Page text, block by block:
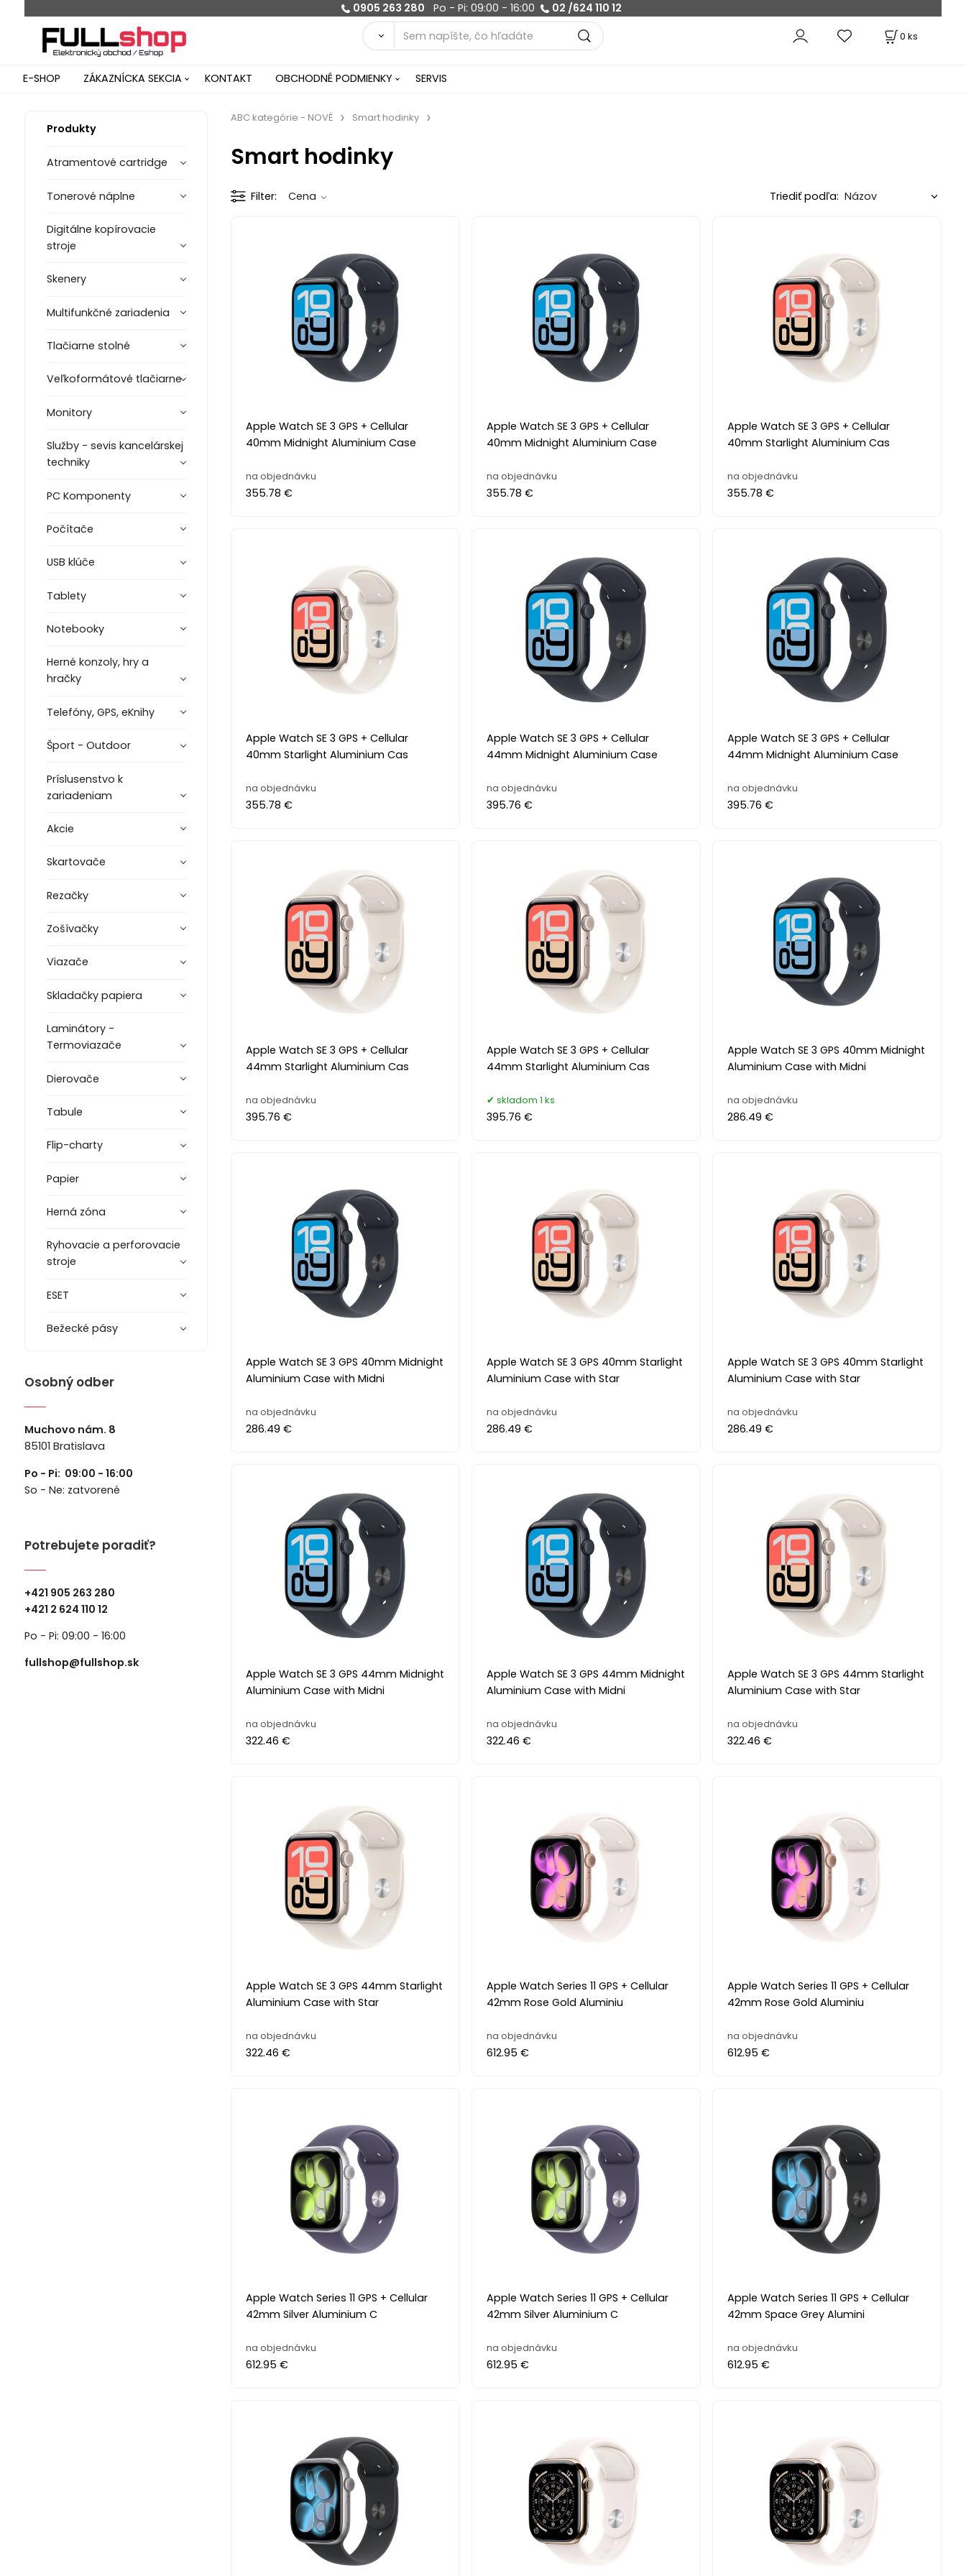
0905 263 280 Po - Pi: 09:00 - 16:00 02 /624 110 12
0 ks
E-SHOP ZÁKAZNÍCKA SEKCIA KONTAKT OBCHODNÉ PODMIENKY SERVIS
Produkty
Atramentové cartridge
Tonerové náplne
Digitálne kopírovacie
stroje
Skenery
Multifunkčné zariadenia
Tlačiarne stolné
Veľkoformátové tlačiarne
Monitory
Služby - sevis kancelárskej
techniky
PC Komponenty
Počítače
USB klúče
Tablety
Notebooky
Herné konzoly, hry a
hračky
Telefóny, GPS, eKnihy
Šport - Outdoor
Príslusenstvo k
zariadeniam
Akcie
Skartovače
Rezačky
Zošívačky
Viazače
Skladačky papiera
Laminátory -
Termoviazače
Dierovače
Tabule
Flip-charty
Papier
Herná zóna
Ryhovacie a perforovacie
stroje
ESET
Bežecké pásy
Osobný odber
Muchovo nám. 8
85101 Bratislava
Po - Pi: 09:00 - 16:00
So - Ne: zatvorené
Potrebujete poradiť?
+421 905 263 280
+421 2 624 110 12
Po - Pi: 09:00 - 16:00
fullshop@fullshop.sk
ABC kategórie - NOVÉ Smart hodinky
Smart hodinky
Filter Cena Triediť podľa:
Apple Watch SE 3 GPS + Cellular
40mm Midnight Aluminium Case
na objednávku
355.78 €
Apple Watch SE 3 GPS + Cellular
40mm Midnight Aluminium Case
na objednávku
355.78 €
Apple Watch SE 3 GPS + Cellular
40mm Starlight Aluminium Cas
na objednávku
355.78 €
Apple Watch SE 3 GPS + Cellular
40mm Starlight Aluminium Cas
na objednávku
355.78 €
Apple Watch SE 3 GPS + Cellular
44mm Midnight Aluminium Case
na objednávku
395.76 €
Apple Watch SE 3 GPS + Cellular
44mm Midnight Aluminium Case
na objednávku
395.76 €
Apple Watch SE 3 GPS + Cellular
44mm Starlight Aluminium Cas
na objednávku
395.76 €
Apple Watch SE 3 GPS + Cellular
44mm Starlight Aluminium Cas
skladom 1 ks
395.76 €
Apple Watch SE 3 GPS 40mm Midnight
Aluminium Case with Midni
na objednávku
286.49 €
Apple Watch SE 3 GPS 40mm Midnight
Aluminium Case with Midni
na objednávku
286.49 €
Apple Watch SE 3 GPS 40mm Starlight
Aluminium Case with Star
na objednávku
286.49 €
Apple Watch SE 3 GPS 40mm Starlight
Aluminium Case with Star
na objednávku
286.49 €
Apple Watch SE 3 GPS 44mm Midnight
Aluminium Case with Midni
na objednávku
322.46 €
Apple Watch SE 3 GPS 44mm Midnight
Aluminium Case with Midni
na objednávku
322.46 €
Apple Watch SE 3 GPS 44mm Starlight
Aluminium Case with Star
na objednávku
322.46 €
Apple Watch SE 3 GPS 44mm Starlight
Aluminium Case with Star
na objednávku
322.46 €
Apple Watch Series 11 GPS + Cellular
42mm Rose Gold Aluminiu
na objednávku
612.95 €
Apple Watch Series 11 GPS + Cellular
42mm Rose Gold Aluminiu
na objednávku
612.95 €
Apple Watch Series 11 GPS + Cellular
42mm Silver Aluminium C
na objednávku
612.95 €
Apple Watch Series 11 GPS + Cellular
42mm Silver Aluminium C
na objednávku
612.95 €
Apple Watch Series 11 GPS + Cellular
42mm Space Grey Alumini
na objednávku
612.95 €